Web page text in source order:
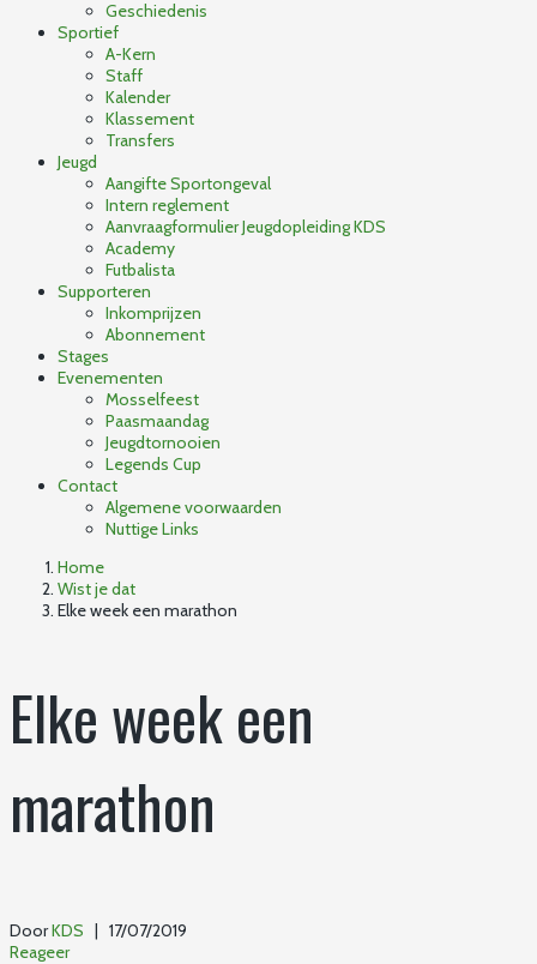
Geschiedenis
Sportief
A-Kern
Staff
Kalender
Klassement
Transfers
Jeugd
Aangifte Sportongeval
Intern reglement
Aanvraagformulier Jeugdopleiding KDS
Academy
Futbalista
Supporteren
Inkomprijzen
Abonnement
Stages
Evenementen
Mosselfeest
Paasmaandag
Jeugdtornooien
Legends Cup
Contact
Algemene voorwaarden
Nuttige Links
Home
Wist je dat
Elke week een marathon
Elke week een
marathon
DoorKDS | 17/07/2019
Reageer